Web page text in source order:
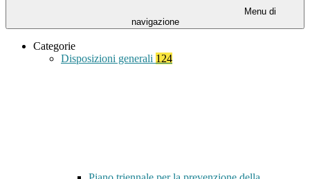
Menu di
navigazione
Categorie
Disposizioni generali 124